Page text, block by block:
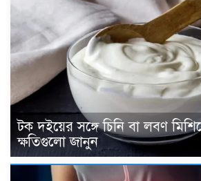
টক দইয়ের সঙ্গে চিনি বা লবণ
ক্ষতিগুলো জানুন